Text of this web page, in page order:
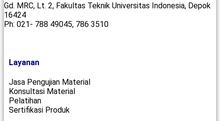
Gd. MRC, Lt. 2, Fakultas Teknik Universitas Indonesia, Depok
16424
Ph: 021- 788 49045, 786 3510
Layanan
Jasa Pengujian Material
Konsultasi Material
Pelatihan
Sertifikasi Produk